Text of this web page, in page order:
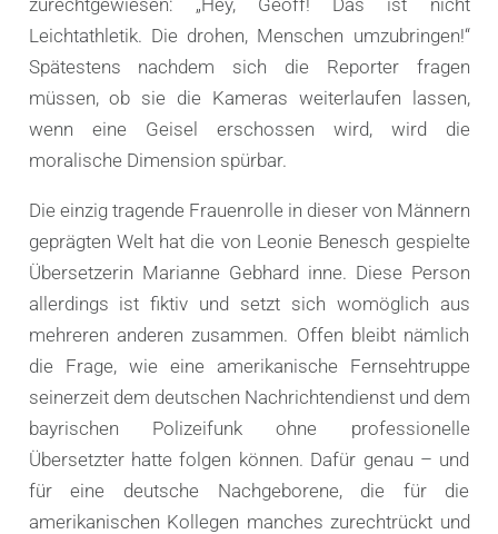
Leichtathletik. Die drohen, Menschen umzubringen!“
Spätestens nachdem sich die Reporter fragen
müssen, ob sie die Kameras weiterlaufen lassen,
wenn eine Geisel erschossen wird, wird die
moralische Dimension spürbar.
Die einzig tragende Frauenrolle in dieser von Männern
geprägten Welt hat die von Leonie Benesch gespielte
Übersetzerin Marianne Gebhard inne. Diese Person
allerdings ist fiktiv und setzt sich womöglich aus
mehreren anderen zusammen. Offen bleibt nämlich
die Frage, wie eine amerikanische Fernsehtruppe
seinerzeit dem deutschen Nachrichtendienst und dem
bayrischen Polizeifunk ohne professionelle
Übersetzter hatte folgen können. Dafür genau – und
für eine deutsche Nachgeborene, die für die
amerikanischen Kollegen manches zurechtrückt und